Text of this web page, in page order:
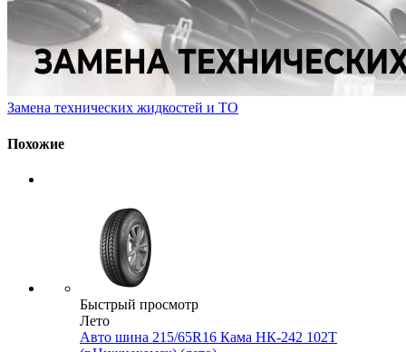
Замена технических жидкостей и ТО
Похожие
Быстрый просмотр
Лето
Авто шина 215/65R16 Кама НК-242 102T